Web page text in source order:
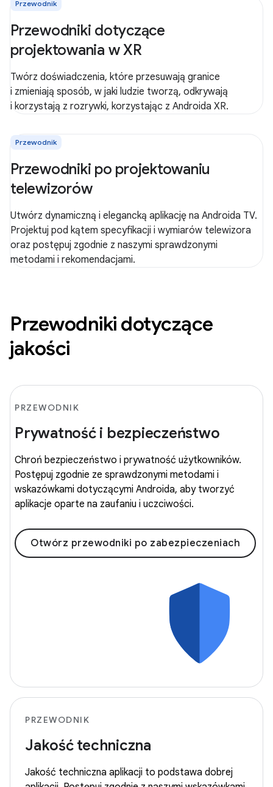
Przewodnik
Przewodniki dotyczące
projektowania w XR
Twórz doświadczenia, które przesuwają granice
i zmieniają sposób, w jaki ludzie tworzą, odkrywają
i korzystają z rozrywki, korzystając z Androida XR.
Przewodnik
Przewodniki po projektowaniu
telewizorów
Utwórz dynamiczną i elegancką aplikację na Androida TV.
Projektuj pod kątem specyfikacji i wymiarów telewizora
oraz postępuj zgodnie z naszymi sprawdzonymi
metodami i rekomendacjami.
Przewodniki dotyczące
jakości
PRZEWODNIK
Prywatność i bezpieczeństwo
Chroń bezpieczeństwo i prywatność użytkowników.
Postępuj zgodnie ze sprawdzonymi metodami i
wskazówkami dotyczącymi Androida, aby tworzyć
aplikacje oparte na zaufaniu i uczciwości.
Otwórz przewodniki po zabezpieczeniach
PRZEWODNIK
Jakość techniczna
Jakość techniczna aplikacji to podstawa dobrej